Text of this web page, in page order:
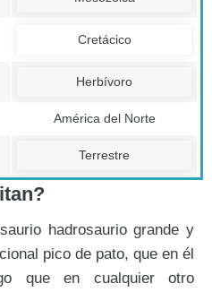
Cretácico
Herbívoro
América del Norte
Terrestre
hadrosaurio grande y
pico de pato, que en él
que en cualquier otro